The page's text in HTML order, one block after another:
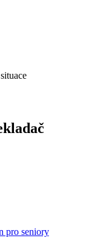
pro seniory